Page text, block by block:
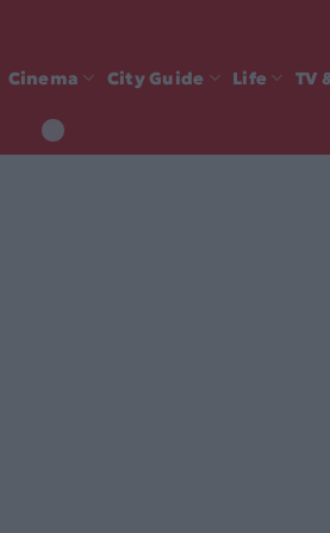
Cinema City Guide Life TV